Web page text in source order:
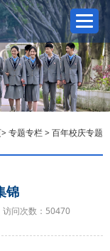
> 专题专栏 > 百年校庆专题
锦
访问次数： 50470